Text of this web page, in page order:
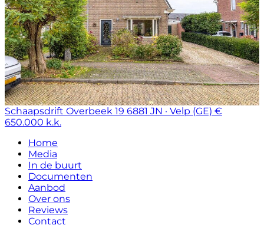
Schaapsdrift Overbeek 19 6881 JN · Velp (GE) €
650.000 k.k.
Home
Media
In de buurt
Documenten
Aanbod
Over ons
Reviews
Contact